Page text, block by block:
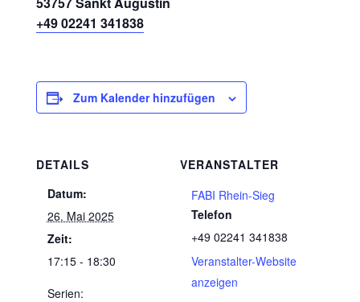
+49 02241 341838
Zum Kalender hinzufügen
DETAILS
Datum:
26. Mai 2025
Zeit:
17:15 - 18:30
Serien:
VERANSTALTER
FABI Rhein-Sieg
Telefon
+49 02241 341838
Veranstalter-Website
anzeigen